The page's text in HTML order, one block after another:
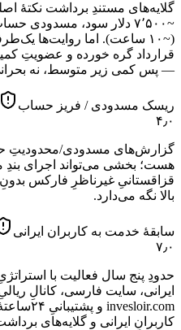
گلایه‌های مستندِ برداشت نکتهٔ
~۷٬۵۰۰ دلار سود، مسدودی
(~۱۰ ساعت). اما روایت‌ها
قرارداد گره خورده و عضویتِ
— پس کمی زیر متوسط، نه
ریسک مسدودی / فریز حساب
۴٫۰
گزارش‌های مسدودی/محدودیتِ
هست؛ بخشی می‌تواند اجرای بندِ
قزاقستانیِ غیرناظرِ فارکس
بالا نگه می‌دارد.
سابقهٔ خدمت به کاربران ایرانی
۷٫۰
حدودِ پنج سال فعالیت با
ایرانی، سایت فارسی، کانالِ
کاربرانِ ایرانی و گلایه‌های